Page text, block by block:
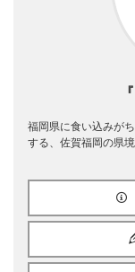
福岡県に食い込みが
する、佐賀福岡の県